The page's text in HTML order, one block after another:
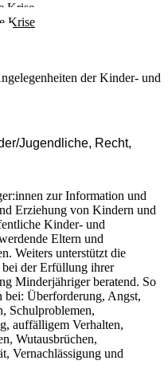
Krise
Krise
der Kinder- und
Jugendliche, Recht,
zur Information und
Erziehung von Kindern und
Kinder- und
Eltern und
Weiters unterstützt die
der Erfüllung ihrer
Minderjähriger beratend. So
bei: Überforderung, Angst,
Schulproblemen,
auffälligem Verhalten,
Wutausbrüchen,
Vernachlässigung und